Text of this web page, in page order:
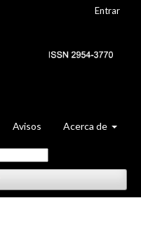
Avisos Acerca de
Entrar